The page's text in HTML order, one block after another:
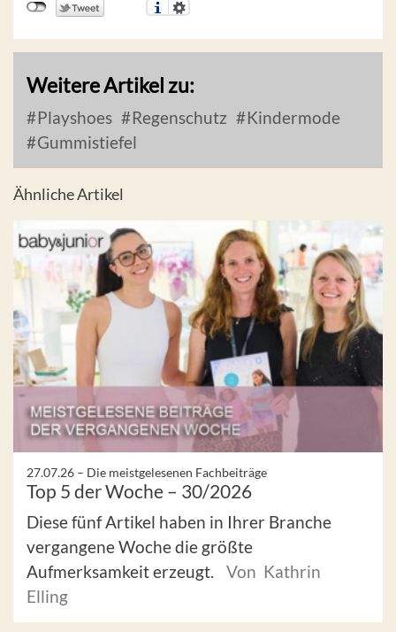
Weitere Artikel zu:
Playshoes Regenschutz
Kindermode
Gummistiefel
Ähnliche Artikel
27.07.26 – Die meistgelesenen Fachbeiträge
Top 5 der Woche – 30/2026
Diese fünf Artikel haben in Ihrer Branche
vergangene Woche die größte
Aufmerksamkeit erzeugt.
Von Kathrin
Elling